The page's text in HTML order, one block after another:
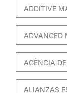
ADDITIVE
ADVANCED
AGÈNCIA
ALIANZAS